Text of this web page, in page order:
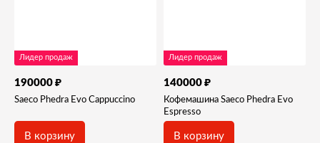
Лидер продаж
190000 ₽
Saeco Phedra Evo Cappuccino
В корзину
Лидер продаж
140000 ₽
Кофемашина Saeco Phedra Evo
Espresso
В корзину